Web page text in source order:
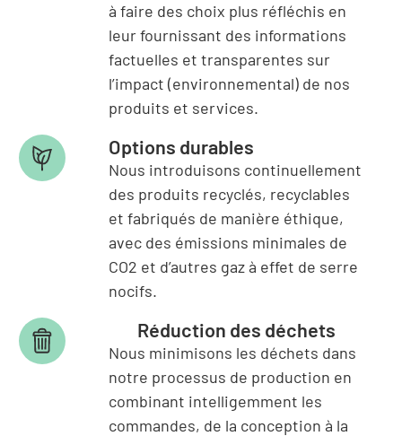
à faire des choix plus réfléchis en
leur fournissant des informations
factuelles et transparentes sur
l’impact (environnemental) de nos
produits et services.
Options durables
Nous introduisons continuellement
des produits recyclés, recyclables
et fabriqués de manière éthique,
avec des émissions minimales de
CO2 et d’autres gaz à effet de serre
nocifs.
Réduction des déchets
Nous minimisons les déchets dans
notre processus de production en
combinant intelligemment les
commandes, de la conception à la